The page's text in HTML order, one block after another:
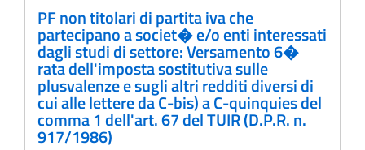
PF non titolari di partita iva che
partecipano a societ� e/o enti interessati
dagli studi di settore: Versamento 6�
rata dell'imposta sostitutiva sulle
plusvalenze e sugli altri redditi diversi di
cui alle lettere da C-bis) a C-quinquies del
comma 1 dell'art. 67 del TUIR (D.P.R. n.
917/1986)